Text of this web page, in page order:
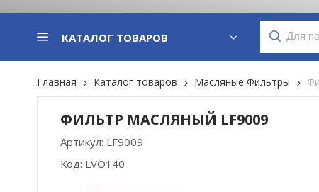
КАТАЛОГ ТОВАРОВ
Главная Каталог товаров Масляные Фильтры
ФИЛЬТР МАСЛЯНЫЙ LF9009
Артикул: LF9009
Код: LVO140